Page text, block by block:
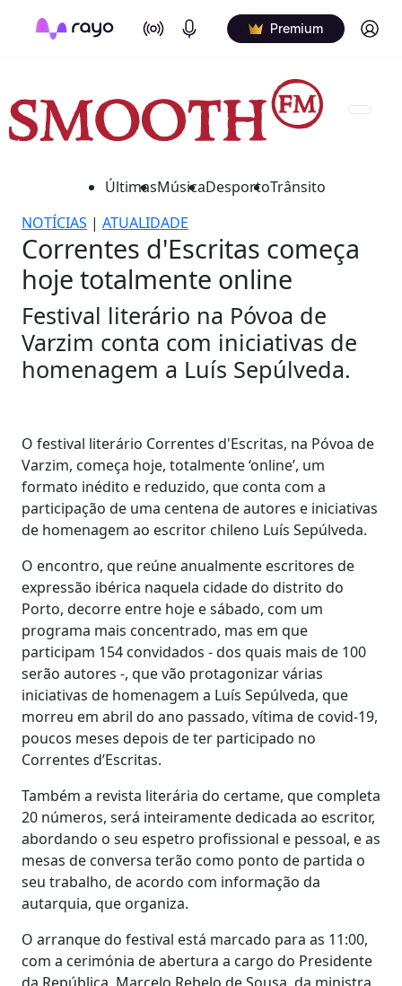
On Air Podcasts Premium Log in
ÚltimasMúsicaDesportoTrânsito
NOTÍCIAS | ATUALIDADE
Correntes d'Escritas começa
hoje totalmente online
Festival literário na Póvoa de
Varzim conta com iniciativas de
homenagem a Luís Sepúlveda.
O festival literário Correntes d'Escritas, na Póvoa de
Varzim, começa hoje, totalmente ‘online’, um
formato inédito e reduzido, que conta com a
participação de uma centena de autores e iniciativas
de homenagem ao escritor chileno Luís Sepúlveda.
O encontro, que reúne anualmente escritores de
expressão ibérica naquela cidade do distrito do
Porto, decorre entre hoje e sábado, com um
programa mais concentrado, mas em que
participam 154 convidados - dos quais mais de 100
serão autores -, que vão protagonizar várias
iniciativas de homenagem a Luís Sepúlveda, que
morreu em abril do ano passado, vítima de covid-19,
poucos meses depois de ter participado no
Correntes d’Escritas.
Também a revista literária do certame, que completa
20 números, será inteiramente dedicada ao escritor,
abordando o seu espetro profissional e pessoal, e as
mesas de conversa terão como ponto de partida o
seu trabalho, de acordo com informação da
autarquia, que organiza.
O arranque do festival está marcado para as 11:00,
com a cerimónia de abertura a cargo do Presidente